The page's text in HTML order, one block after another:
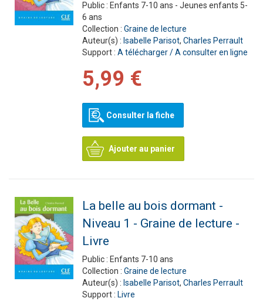
Public : Enfants 7-10 ans - Jeunes enfants 5-
6 ans
Collection : Graine de lecture
Auteur(s) : Isabelle Parisot, Charles Perrault
Support : A télécharger / A consulter en ligne
5,99 €
Consulter la fiche
Ajouter au panier
La belle au bois dormant -
Niveau 1 - Graine de lecture -
Livre
Public : Enfants 7-10 ans
Collection : Graine de lecture
Auteur(s) : Isabelle Parisot, Charles Perrault
Support : Livre